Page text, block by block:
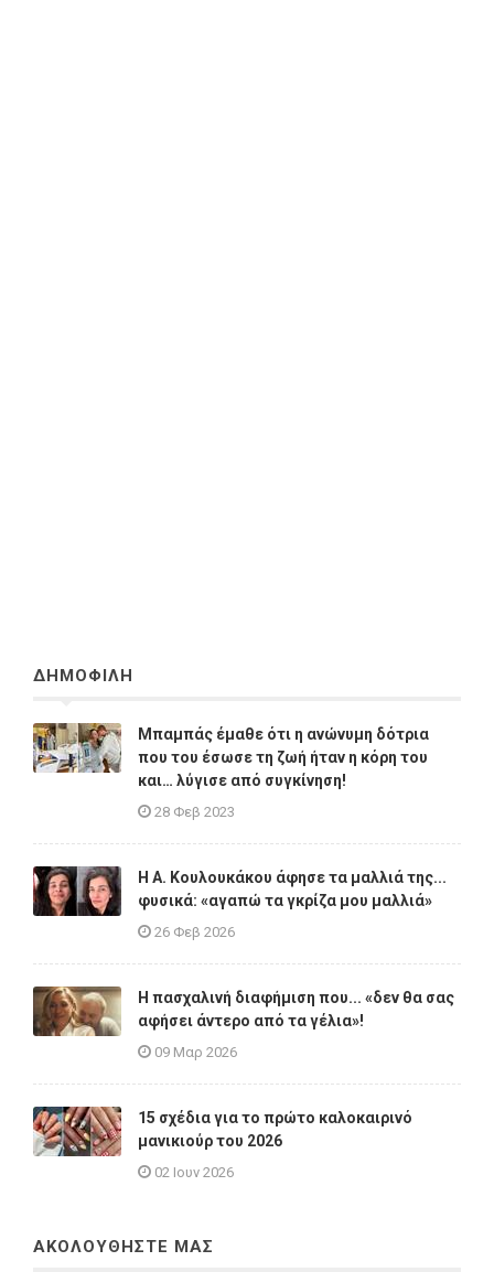
ΔΗΜΟΦΙΛΗ
Μπαμπάς έμαθε ότι η ανώνυμη δότρια
που του έσωσε τη ζωή ήταν η κόρη του
και… λύγισε από συγκίνηση!
28 Φεβ 2023
Η A. Κουλουκάκου άφησε τα μαλλιά της...
φυσικά: «αγαπώ τα γκρίζα μου μαλλιά»
26 Φεβ 2026
Η πασχαλινή διαφήμιση που... «δεν θα σας
αφήσει άντερο από τα γέλια»!
09 Μαρ 2026
15 σχέδια για το πρώτο καλοκαιρινό
μανικιούρ του 2026
02 Ιουν 2026
ΑΚΟΛΟΥΘΗΣΤΕ ΜΑΣ